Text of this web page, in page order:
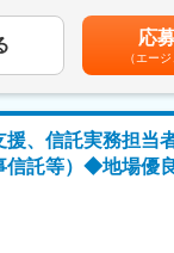
浜銀行の営業地盤です
メインバンクにおけるシ
で、地域経済の発展に
金のおおよそ3分の1、
いシェアを誇ります。
間
て、水曜日の早帰りデー
処理（3名）の3チーム
比較的新しい銀行です
、スピード感と裁量をも
スの業績、ならびに個人
。賃金はあくまでも目安
能性があります。月給(
応
（エー
援、信託実務担当
信託等）◆地場優